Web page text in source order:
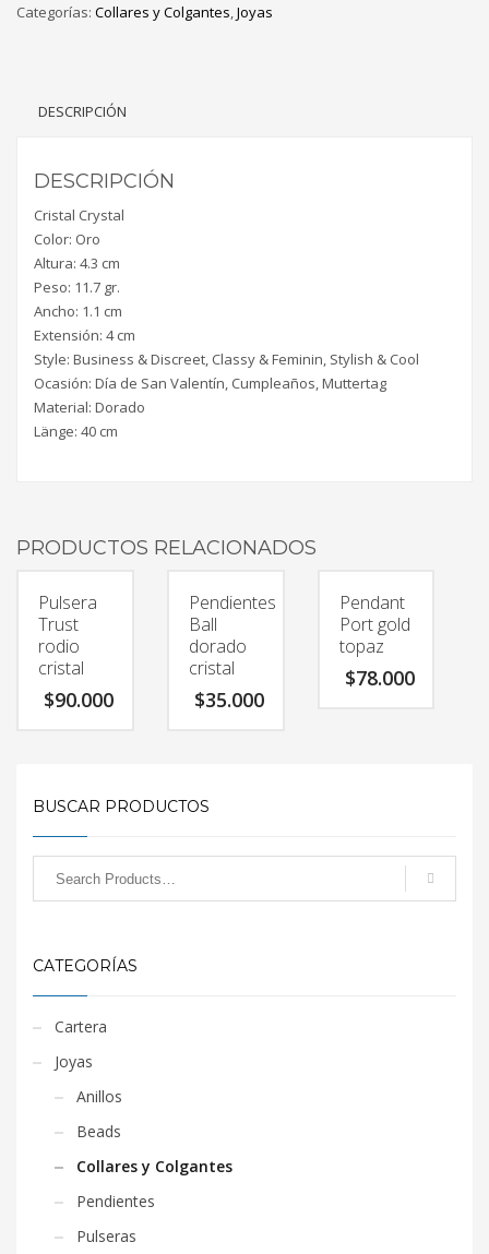
Categorías: Collares y Colgantes,Joyas
DESCRIPCIÓN
DESCRIPCIÓN
Cristal Crystal
Color: Oro
Altura: 4.3 cm
Peso: 11.7 gr.
Ancho: 1.1 cm
Extensión: 4 cm
Style: Business & Discreet, Classy & Feminin, Stylish & Cool
Ocasión: Día de San Valentín, Cumpleaños, Muttertag
Material: Dorado
Länge: 40 cm
PRODUCTOS RELACIONADOS
Pulsera
Trust
rodio
cristal
$90.000
Pendientes
Ball
dorado
cristal
$35.000
Pendant
Port gold
topaz
$78.000
BUSCAR PRODUCTOS
CATEGORÍAS
Cartera
Joyas
Anillos
Beads
Collares y Colgantes
Pendientes
Pulseras